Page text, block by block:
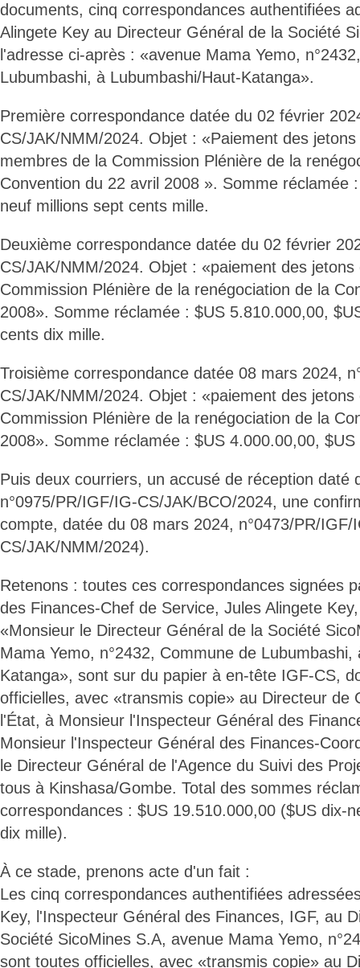
documents, cinq correspondances authentifiées
Alingete Key au Directeur Général de la Société
l'adresse ci-après : «avenue Mama Yemo,
Lubumbashi, à Lubumbashi/Haut-Katanga».
Première correspondance datée du 02 février
CS/JAK/NMM/2024. Objet : «Paiement des
membres de la Commission Plénière de la
Convention du 22 avril 2008 ». Somme réclamée
neuf millions sept cents mille.
Deuxième correspondance datée du 02 février
CS/JAK/NMM/2024. Objet : «paiement des
Commission Plénière de la renégociation de la
2008». Somme réclamée : $US 5.810.000,00,
cents dix mille.
Troisième correspondance datée 08 mars 2024,
CS/JAK/NMM/2024. Objet : «paiement des
Commission Plénière de la renégociation de la
2008». Somme réclamée : $US 4.000.00,00,
Puis deux courriers, un accusé de réception daté
n°0975/PR/IGF/IG-CS/JAK/BCO/2024, une
compte, datée du 08 mars 2024, n°0473/PR/IGF/
CS/JAK/NMM/2024).
Retenons : toutes ces correspondances signées
des Finances-Chef de Service, Jules Alingete
«Monsieur le Directeur Général de la Société
Mama Yemo, n°2432, Commune de
Katanga», sont sur du papier à en-tête IGF-CS,
officielles, avec «transmis copie» au Directeur de
l'État, à Monsieur l'Inspecteur Général des
Monsieur l'Inspecteur Général des Finances-
le Directeur Général de l'Agence du Suivi des
tous à Kinshasa/Gombe. Total des sommes
correspondances : $US 19.510.000,00 ($US dix-
dix mille).
À ce stade, prenons acte d'un fait :
Les cinq correspondances authentifiées
Key, l'Inspecteur Général des Finances, IGF, au
Société SicoMines S.A, avenue Mama Yemo,
sont toutes officielles, avec «transmis copie» au